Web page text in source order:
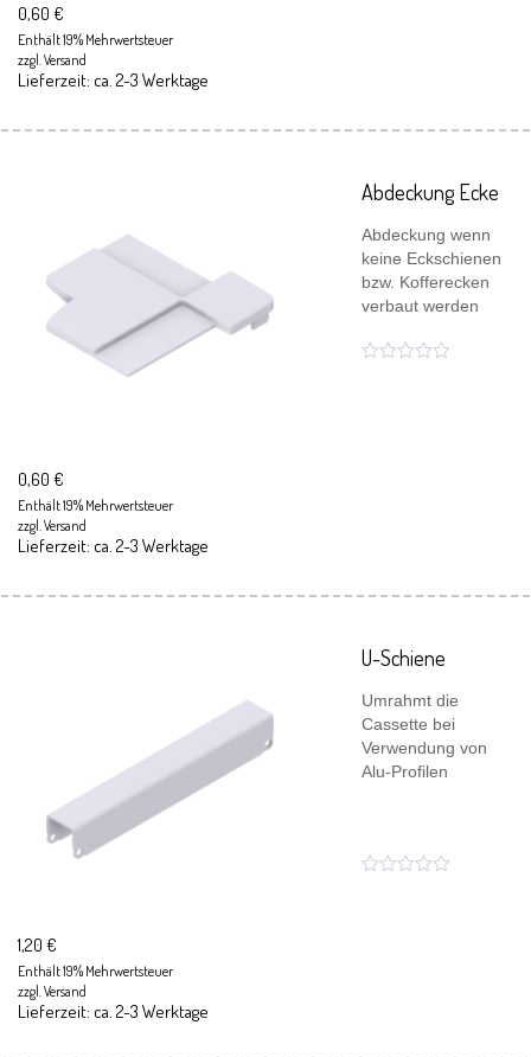
0,60 €
Enthält 19% Mehrwertsteuer
zzgl.Versand
Lieferzeit: ca. 2-3 Werktage
Abdeckung Ecke
Abdeckung wenn
keine Eckschienen
bzw. Kofferecken
verbaut werden
0,60 €
Enthält 19% Mehrwertsteuer
zzgl.Versand
Lieferzeit: ca. 2-3 Werktage
U-Schiene
Umrahmt die
Cassette bei
Verwendung von
Alu-Profilen
1,20 €
Enthält 19% Mehrwertsteuer
zzgl.Versand
Lieferzeit: ca. 2-3 Werktage